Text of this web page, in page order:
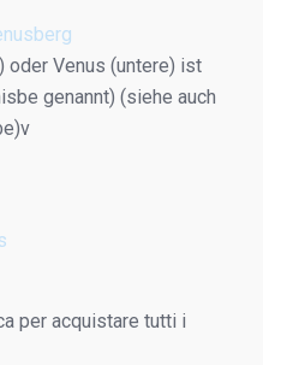
oder Venus (untere) ist
genannt) (siehe auch
per acquistare tutti i